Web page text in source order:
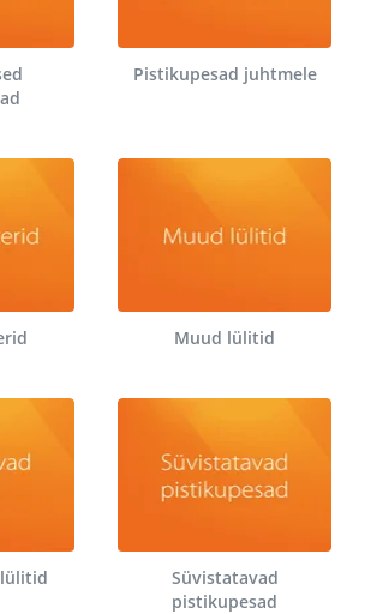
Pistikupesad juhtmele
Muud lülitid
Süvistatavad
pistikupesad